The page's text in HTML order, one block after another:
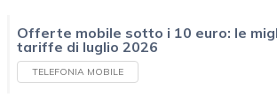
Offerte mobile sotto i 10 euro: le
tariffe di luglio 2026
TELEFONIA MOBILE